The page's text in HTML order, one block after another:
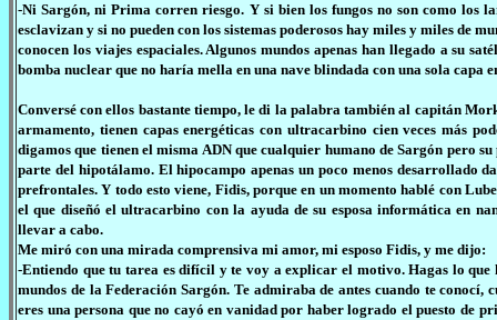
-Ni Sargón, ni Prima corren riesgo. Y si bien los fungos no son como los
esclavizan y si no pueden con los sistemas poderosos hay miles y miles de
conocen los viajes espaciales. Algunos mundos apenas han llegado a su
bomba nuclear que no haría mella en una nave blindada con una sola capa
Conversé con ellos bastante tiempo, le di la palabra también al capitán
armamento, tienen capas energéticas con ultracarbino cien veces más
digamos que tienen el misma ADN que cualquier humano de Sargón pero
parte del hipotálamo. El hipocampo apenas un poco menos desarrollado
prefrontales. Y todo esto viene, Fidis, porque en un momento hablé con
el que diseñó el ultracarbino con la ayuda de su esposa informática en
llevar a cabo.
Me miró con una mirada comprensiva mi amor, mi esposo Fidis, y me dijo:
-Entiendo que tu tarea es difícil y te voy a explicar el motivo. Hagas lo
mundos de la Federación Sargón. Te admiraba de antes cuando te
eres una persona que no cayó en vanidad por haber logrado el puesto de